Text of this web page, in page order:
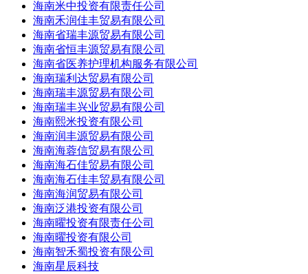
海南米中投资有限责任公司
海南禾润佳丰贸易有限公司
海南省瑞丰源贸易有限公司
海南省恒丰源贸易有限公司
海南省医养护理机构服务有限公司
海南瑞利达贸易有限公司
海南瑞丰源贸易有限公司
海南瑞丰兴业贸易有限公司
海南熙米投资有限公司
海南润丰源贸易有限公司
海南海蓉信贸易有限公司
海南海石佳贸易有限公司
海南海石佳丰贸易有限公司
海南海润贸易有限公司
海南泛港投资有限公司
海南曜投资有限责任公司
海南曜投资有限公司
海南智禾蜀投资有限公司
海南星辰科技